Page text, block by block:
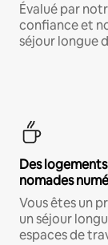
Évalué par
confiance et
séjour longue
Des
nomades
Vous êtes un
un séjour
espaces de